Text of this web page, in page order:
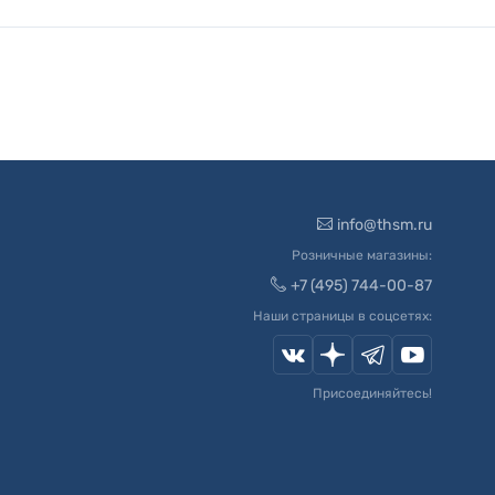
info@thsm.ru
Розничные магазины:
+7 (495) 744-00-87
Наши страницы в соцсетях:
Присоединяйтесь!